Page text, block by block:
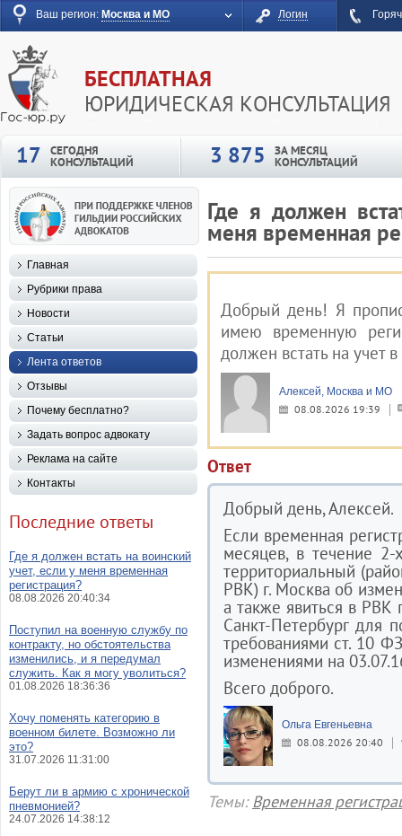
Ваш регион: Москва и МО Логин
БЕСПЛАТНАЯ
ЮРИДИЧЕСКАЯ КОНСУЛЬТАЦИЯ
17
СЕГОДНЯ
КОНСУЛЬТАЦИЙ 3 875 ЗА МЕСЯЦ
КОНСУЛЬТАЦИЙ
Где я должен
меня временная
Добрый день! Я
имею временную
должен встать на учет
Алексей, Москва и МО
08.08.2026 19:39
Ответ
Добрый день, Алексей.
Если временная
месяцев, в течение
территориальный
РВК) г. Москва об
а также явиться в РВК
Санкт-Петербург для
требованиями ст. 10
изменениями на
Всего доброго.
Ольга Евгеньевна
08.08.2026 20:40
Темы:Временная
Главная
Рубрики права
Новости
Статьи
Лента ответов
Отзывы
Почему бесплатно?
Задать вопрос адвокату
Реклама на сайте
Контакты
Последние ответы
Где я должен встать на воинский
учет, если у меня временная
регистрация?
08.08.2026 20:40:34
Поступил на военную службу по
контракту, но обстоятельства
изменились, и я передумал
служить. Как я могу уволиться?
01.08.2026 18:36:36
Хочу поменять категорию в
военном билете. Возможно ли
это?
31.07.2026 11:31:00
Берут ли в армию с хронической
пневмонией?
24.07.2026 14:38:12